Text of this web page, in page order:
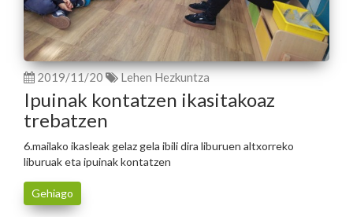
2019/11/20 Lehen Hezkuntza
Ipuinak kontatzen ikasitakoaz
trebatzen
6.mailako ikasleak gelaz gela ibili dira liburuen altxorreko
liburuak eta ipuinak kontatzen
Gehiago